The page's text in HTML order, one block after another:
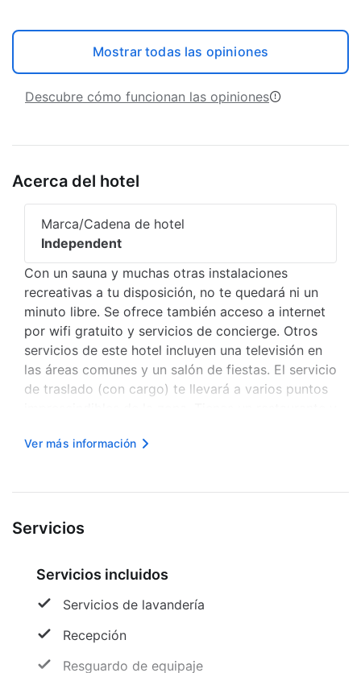
Mostrar todas las opiniones
Descubre cómo funcionan las opiniones
Acerca del hotel
Marca/Cadena de hotel
Independent
Con un sauna y muchas otras instalaciones
recreativas a tu disposición, no te quedará ni un
minuto libre. Se ofrece también acceso a internet
por wifi gratuito y servicios de concierge. Otros
servicios de este hotel incluyen una televisión en
las áreas comunes y un salón de fiestas. El servicio
de traslado (con cargo) te llevará a varios puntos
cuando prefieras quedarte a descansar, puedes
Ver más información
Servicios
Servicios incluidos
Servicios de lavandería
Recepción
Resguardo de equipaje